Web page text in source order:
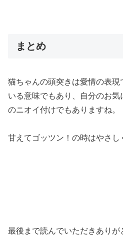
まとめ
猫ちゃんの頭突きは愛情の表
いる意味でもあり、自分のお
のニオイ付けでもありますね。
甘えてゴッツン！の時はやさし
最後まで読んでいただきありが